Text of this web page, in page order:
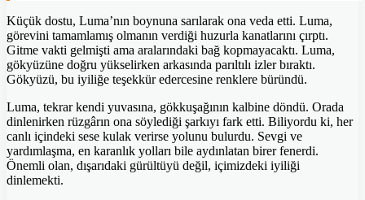
Küçük dostu, Luma’nın boynuna sarılarak ona veda etti. Luma,
görevini tamamlamış olmanın verdiği huzurla kanatlarını çırptı.
Gitme vakti gelmişti ama aralarındaki bağ kopmayacaktı. Luma,
gökyüzüne doğru yükselirken arkasında parıltılı izler bıraktı.
Gökyüzü, bu iyiliğe teşekkür edercesine renklere büründü.
Luma, tekrar kendi yuvasına, gökkuşağının kalbine döndü. Orada
dinlenirken rüzgârın ona söylediği şarkıyı fark etti. Biliyordu ki, her
canlı içindeki sese kulak verirse yolunu bulurdu. Sevgi ve
yardımlaşma, en karanlık yolları bile aydınlatan birer fenerdi.
Önemli olan, dışarıdaki gürültüyü değil, içimizdeki iyiliği
dinlemekti.